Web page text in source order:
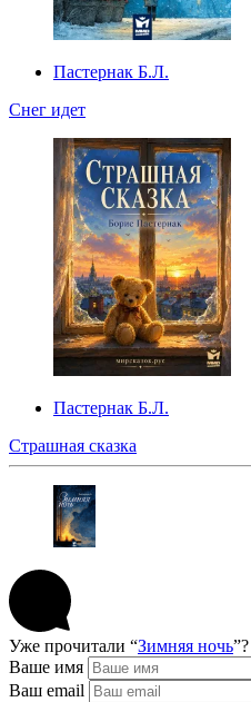
Пастернак Б.Л.
Снег идет
Пастернак Б.Л.
Страшная сказка
Уже прочитали “Зимняя ночь
Ваше имя
Ваш email